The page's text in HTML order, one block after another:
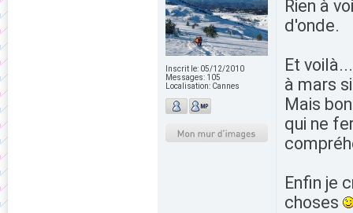
Inscrit le: 05/12/2010
Messages: 105
Localisation: Cannes
Rien à
d'onde.
Et
à mars
Mais
qui ne
Enfin je
choses